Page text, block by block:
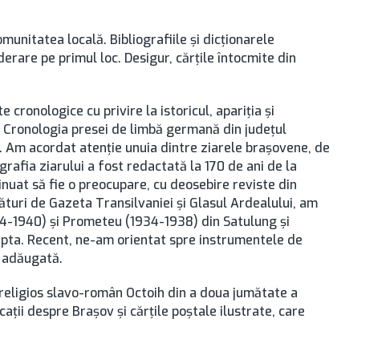
locală. Bibliografiile și dicționarele
pe primul loc. Desigur, cărțile întocmite din
cronologice cu privire la istoricul, apariția și
presei de limbă germană din județul
acordat atenție unuia dintre ziarele brașovene, de
ziarului a fost redactată la 170 de ani de la
să fie o preocupare, cu deosebire reviste din
de Gazeta Transilvaniei și Glasul Ardealului, am
și Prometeu (1934-1938) din Satulung și
Recent, ne-am orientat spre instrumentele de
slavo-român Octoih din a doua jumătate a
despre Brașov și cărțile poștale ilustrate, care